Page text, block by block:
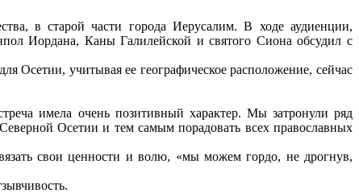
в старой части города Иерусалим. В ходе аудиенции,
Иордана, Каны Галилейской и святого Сиона обсудил с
Осетии, учитывая ее географическое расположение, сейчас
имела очень позитивный характер. Мы затронули ряд
Осетии и тем самым порадовать всех православных
свои ценности и волю, «мы можем гордо, не дрогнув,